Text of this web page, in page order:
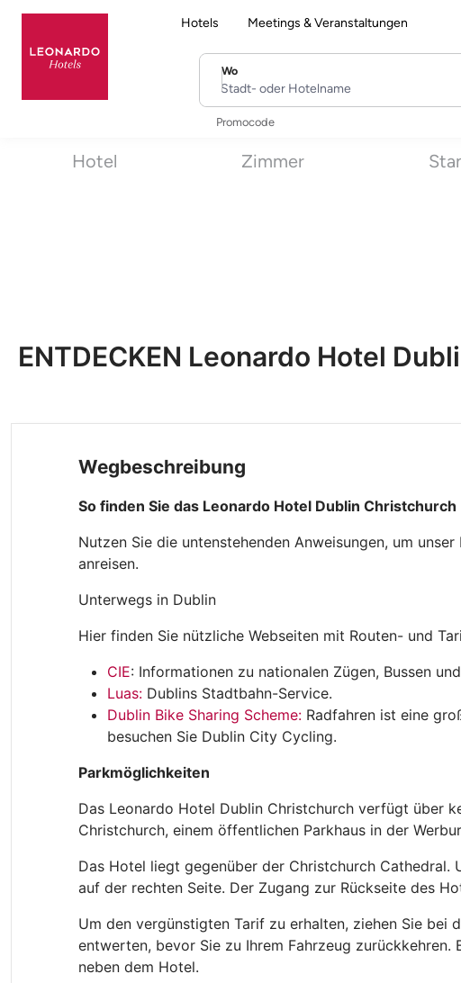
Hotels Meetings & Veranstaltungen
Wo
Stadt- oder Hotelname
Promocode
Hotel Zimmer
ENTDECKEN Leonardo Hotel
Wegbeschreibung
So finden Sie das Leonardo Hotel Dublin Christchurch
Nutzen Sie die untenstehenden Anweisungen, um
anreisen.
Unterwegs in Dublin
Hier finden Sie nützliche Webseiten mit Routen- und
CIE: Informationen zu nationalen Zügen, Bussen
Luas: Dublins Stadtbahn-Service.
Dublin Bike Sharing Scheme: Radfahren ist eine
besuchen Sie Dublin City Cycling.
Parkmöglichkeiten
Das Leonardo Hotel Dublin Christchurch verfügt über
Christchurch, einem öffentlichen Parkhaus in der
Das Hotel liegt gegenüber der Christchurch Cathedral.
auf der rechten Seite. Der Zugang zur Rückseite des
Um den vergünstigten Tarif zu erhalten, ziehen Sie
entwerten, bevor Sie zu Ihrem Fahrzeug
neben dem Hotel.